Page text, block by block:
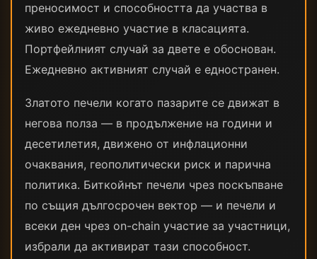
преносимост и способността да участва в
живо ежедневно участие в класацията.
Портфейлният случай за двете е обоснован.
Ежедневно активният случай е едностранен.
Златото печели когато пазарите се движат в
негова полза — в продължение на години и
десетилетия, движено от инфлационни
очаквания, геополитически риск и парична
политика. Биткойнът печели чрез поскъпване
по същия дългосрочен вектор — и печели и
всеки ден чрез on-chain участие за участници,
избрали да активират тази способност.